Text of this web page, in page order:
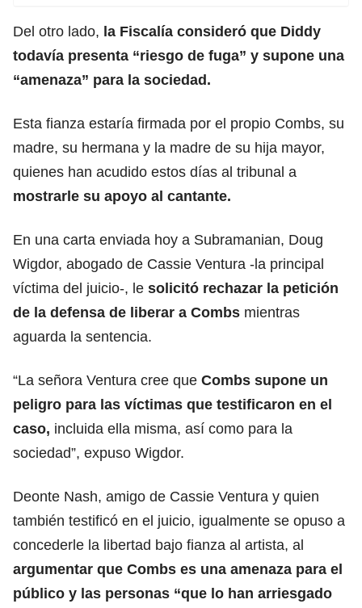
Del otro lado, la Fiscalía consideró que Diddy
todavía presenta “riesgo de fuga” y supone una
“amenaza” para la sociedad.
Esta fianza estaría firmada por el propio Combs, su
madre, su hermana y la madre de su hija mayor,
quienes han acudido estos días al tribunal a
mostrarle su apoyo al cantante.
En una carta enviada hoy a Subramanian, Doug
Wigdor, abogado de Cassie Ventura -la principal
víctima del juicio-, le solicitó rechazar la petición
de la defensa de liberar a Combs mientras
aguarda la sentencia.
“La señora Ventura cree que Combs supone un
peligro para las víctimas que testificaron en el
caso, incluida ella misma, así como para la
sociedad”, expuso Wigdor.
Deonte Nash, amigo de Cassie Ventura y quien
también testificó en el juicio, igualmente se opuso a
concederle la libertad bajo fianza al artista, al
argumentar que Combs es una amenaza para el
público y las personas “que lo han arriesgado